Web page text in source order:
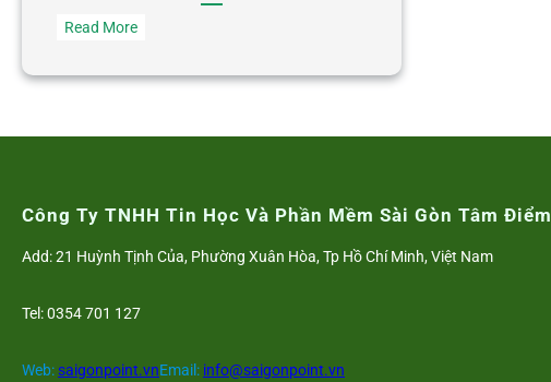
Read More:
dẫn
nhập
nhân
Công Ty TNHH Tin Học Và Phần Mềm Sài Gòn Tâm Điểm
Add: 21 Huỳnh Tịnh Của, Phường Xuân Hòa, Tp Hồ Chí Minh, Việt Nam
Tel: 0354 701 127
Web:saigonpoint.vnEmail: info@saigonpoint.vn